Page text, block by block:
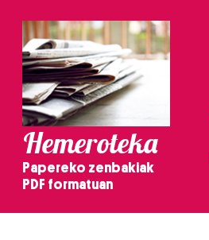
Hemeroteka
Papereko zenbakiak
PDF formatuan